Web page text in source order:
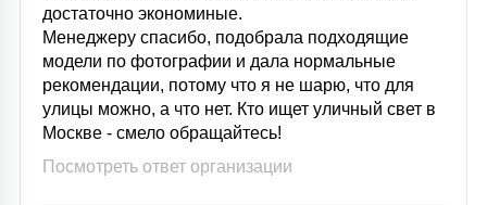
достаточно экономиные.
Менеджеру спасибо, подобрала подходящие
модели по фотографии и дала нормальные
рекомендации, потому что я не шарю, что для
улицы можно, а что нет. Кто ищет уличный свет в
Москве - смело обращайтесь!
Посмотреть ответ организации